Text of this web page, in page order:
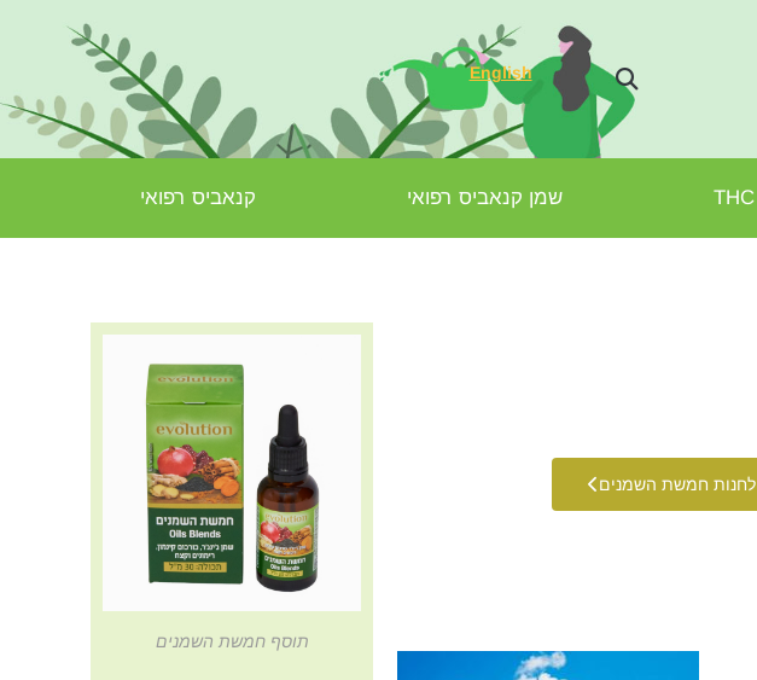
English
THC שמן קנאביס רפואי קנאביס רפואי
לחנות חמשת השמנים
תוסף חמשת השמנים